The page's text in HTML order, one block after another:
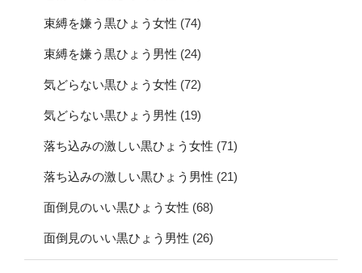
束縛を嫌う黒ひょう女性 (74)
束縛を嫌う黒ひょう男性 (24)
気どらない黒ひょう女性 (72)
気どらない黒ひょう男性 (19)
落ち込みの激しい黒ひょう女性 (71)
落ち込みの激しい黒ひょう男性 (21)
面倒見のいい黒ひょう女性 (68)
面倒見のいい黒ひょう男性 (26)